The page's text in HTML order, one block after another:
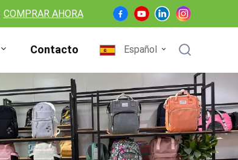
COMPRAR AHORA
Contacto Español
English
Français
Deutsch